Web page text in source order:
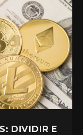
DIVIDIR E